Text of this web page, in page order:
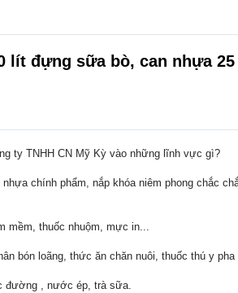
lít đựng sữa bò, can nhựa
ty TNHH CN Mỹ Kỳ vào những lĩnh vực gì?
chính phẩm, nắp khóa niêm phong chắc
mềm, thuốc nhuộm, mực in...
bón loãng, thức ăn chăn nuôi, thuốc thú y pha
đường , nước ép, trà sữa.